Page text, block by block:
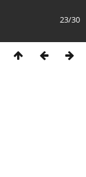
23/30